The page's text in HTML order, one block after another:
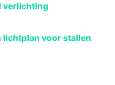
verlichting
lichtplan voor stallen